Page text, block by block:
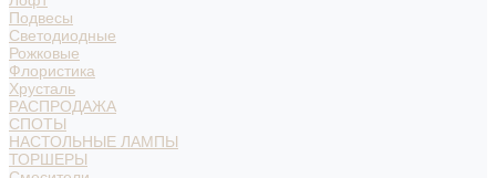
Подвесы
Светодиодные
Рожковые
Флористика
Хрусталь
РАСПРОДАЖА
СПОТЫ
НАСТОЛЬНЫЕ ЛАМПЫ
ТОРШЕРЫ